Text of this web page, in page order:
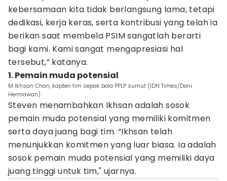
kebersamaan kita tidak berlangsung lama, tetapi
dedikasi, kerja keras, serta kontribusi yang telah ia
berikan saat membela PSIM sangatlah berarti
bagi kami. Kami sangat mengapresiasi hal
tersebut,” katanya.
1. Pemain muda potensial
M Ikhsan Chan, kapten tim sepak bola PPLP sumut (IDN Times/Doni
Hermawan)
Steven menambahkan Ikhsan adalah sosok
pemain muda potensial yang memiliki komitmen
serta daya juang bagi tim. “Ikhsan telah
menunjukkan komitmen yang luar biasa. Ia adalah
sosok pemain muda potensial yang memiliki daya
juang tinggi untuk tim," ujarnya.